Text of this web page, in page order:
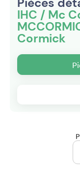
IHC / Mc
Cormick